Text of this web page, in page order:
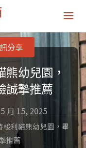
幼兒園，
誠摯推薦
5 月 15, 2025
分享
梭利貓熊幼兒園，畢
推薦